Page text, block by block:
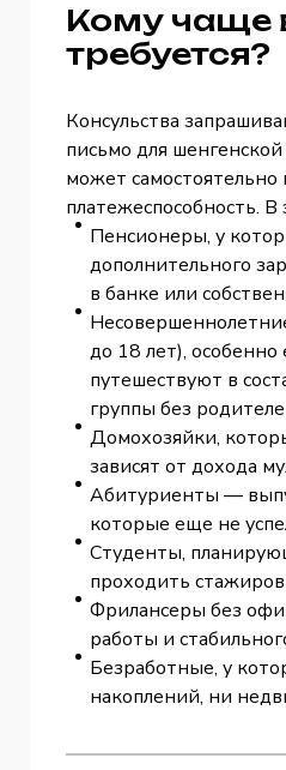
Кому чаще
требуется?
Консульства
письмо для
может
платежеспособность. В
Пенсионеры, у
дополнительного
в банке или
до 18 лет), особенно
путешествуют в
группы без
Домохозяйки,
зависят от дохода
Абитуриенты —
которые еще не
Студенты,
проходить
Фрилансеры без
работы и
Безработные, у
накоплений, ни